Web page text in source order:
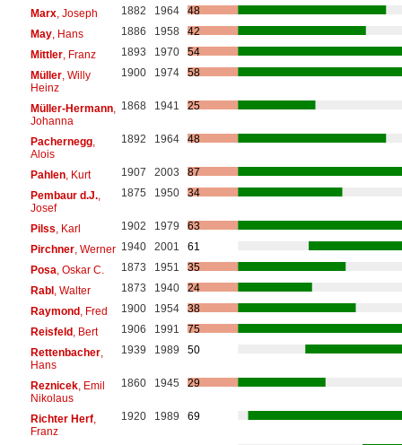
Marx, Joseph 1882 1964
48
May, Hans 1886 1958
42
Mittler, Franz 1893 1970
54
Müller, Willy
Heinz
1900 1974 58
Müller-Hermann,
Johanna
1868 1941 25
Pachernegg,
Alois
1892 1964 48
Pahlen, Kurt 1907 2003
87
Pembaur d.J.,
Josef
1875 1950 34
Pilss , Karl 1902 1979
63
Pirchner, Werner 1940 2001
61
Posa , Oskar C. 1873 1951
35
Rabl, Walter 1873 1940
24
Raymond, Fred 1900 1954
38
Reisfeld, Bert 1906 1991
75
Rettenbacher,
Hans
1939 1989 50
Reznicek, Emil
Nikolaus
1860 1945 29
Richter Herf,
Franz
1920 1989 69